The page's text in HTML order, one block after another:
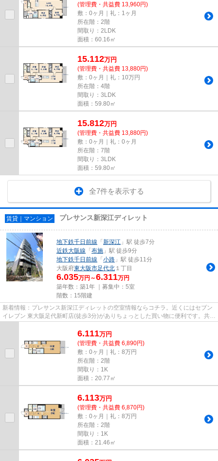
(管理費・共益費 13,960円)
敷：0ヶ月｜礼：1ヶ月
所在階：2階
間取り：2LDK
面積：60.16㎡
15.112万円
(管理費・共益費 13,880円)
敷：0ヶ月｜礼：10万円
所在階：4階
間取り：3LDK
面積：59.80㎡
15.812万円
(管理費・共益費 13,880円)
敷：0ヶ月｜礼：0ヶ月
所在階：7階
間取り：3LDK
面積：59.80㎡
全7件を表示する
賃貸｜マンション プレサンス新深江ディレット
地下鉄千日前線 「新深江 」駅 徒歩7分
近鉄大阪線 「布施 」駅 徒歩9分
地下鉄千日前線 「小路 」駅 徒歩11分
大阪府東大阪市足代北 １丁目
6.035万円～6.311万円
築年数：築1年 ｜募集中： 5室
階数：15階建
新着情報：プレサンス新深江ディレットの空室情報ならコチラ。近くにはセブン
イレブン 東大阪足代新町店(徒歩3分)がありちょっとした買い物に便利です。共用
部にはエレベータ・敷地内...
6.111万円
(管理費・共益費 6,890円)
敷：0ヶ月｜礼：8万円
所在階：2階
間取り：1K
面積：20.77㎡
6.113万円
(管理費・共益費 6,870円)
敷：0ヶ月｜礼：8万円
所在階：2階
間取り：1K
面積：21.46㎡